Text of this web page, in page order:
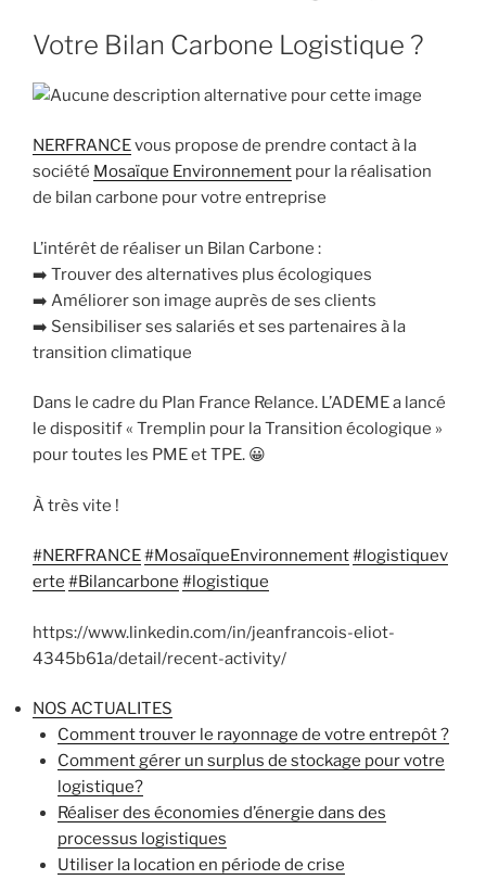
Votre Bilan Carbone Logistique ?
NERFRANCEvous propose de prendre contact à la
société Mosaïque Environnement pour la réalisation
de bilan carbone pour votre entreprise
L’intérêt de réaliser un Bilan Carbone :
➡️ Trouver des alternatives plus écologiques
➡️ Améliorer son image auprès de ses clients
➡️ Sensibiliser ses salariés et ses partenaires à la
transition climatique
Dans le cadre du Plan France Relance. L’ADEME a lancé
le dispositif « Tremplin pour la Transition écologique »
pour toutes les PME et TPE. 😀
À très vite !
#NERFRANCE#MosaïqueEnvironnement#logistiquev
erte #Bilancarbone #logistique
https://www.linkedin.com/in/jeanfrancois-eliot-
4345b61a/detail/recent-activity/
NOS ACTUALITES
Comment trouver le rayonnage de votre entrepôt ?
Comment gérer un surplus de stockage pour votre
logistique?
Réaliser des économies d’énergie dans des
processus logistiques
Utiliser la location en période de crise